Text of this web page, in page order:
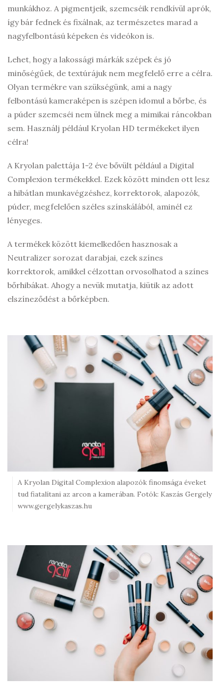
munkákhoz. A pigmentjeik, szemcséik rendkívül aprók,
így bár fednek és fixálnak, az természetes marad a
nagyfelbontású képeken és videókon is.
Lehet, hogy a lakossági márkák szépek és jó
minőségűek, de textúrájuk nem megfelelő erre a célra.
Olyan termékre van szükségünk, ami a nagy
felbontású kameraképen is szépen idomul a bőrbe, és
a púder szemcséi nem ülnek meg a mimikai ráncokban
sem. Használj például Kryolan HD termékeket ilyen
célra!
A Kryolan palettája 1-2 éve bővült például a Digital
Complexion termékekkel. Ezek között minden ott lesz
a hibátlan munkavégzéshez, korrektorok, alapozók,
púder, megfelelően széles színskálából, aminél ez
lényeges.
A termékek között kiemelkedően hasznosak a
Neutralizer sorozat darabjai, ezek színes
korrektorok, amikkel célzottan orvosolhatod a színes
bőrhibákat. Ahogy a nevük mutatja, kiütik az adott
elszíneződést a bőrképben.
A Kryolan Digital Complexion alapozók finomsága éveket
tud fiatalítani az arcon a kamerában. Fotók: Kaszás Gergely
www.gergelykaszas.hu